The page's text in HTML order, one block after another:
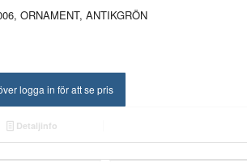
ORNAMENT, ANTIKGRÖN
logga in för att se pris
Detaljinfo